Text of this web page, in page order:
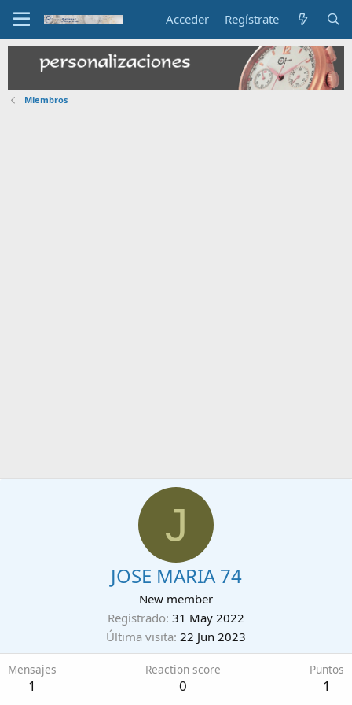
Acceder Regístrate
Miembros
J
JOSE MARIA 74
New member
Registrado 31 May 2022
Última visita 22 Jun 2023
Mensajes
1
Reaction score
0
Puntos
1